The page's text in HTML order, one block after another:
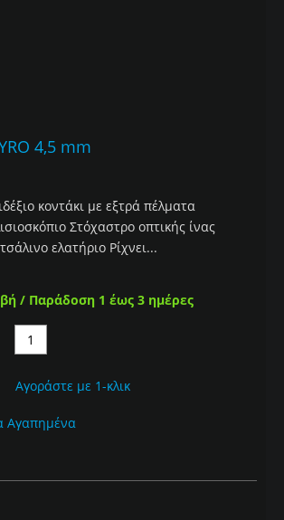
4,5 mm
κοντάκι με εξτρά πέλματα
Στόχαστρο οπτικής ίνας
ελατήριο Ρίχνει...
/ Παράδοση 1 έως 3 ημέρες
Αγοράστε με 1-κλικ
Αγαπημένα